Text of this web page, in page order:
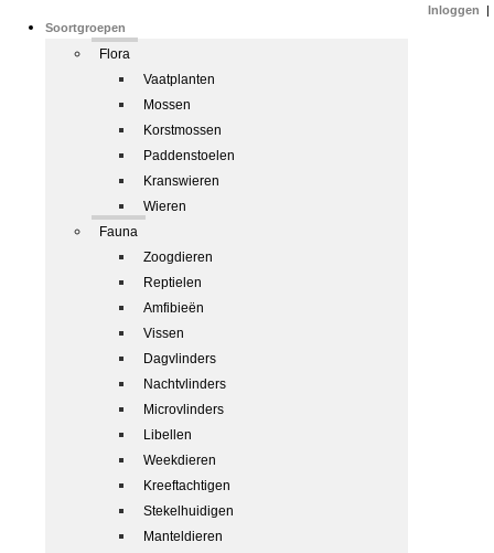
Soortgroepen
Flora
Vaatplanten
Mossen
Korstmossen
Paddenstoelen
Kranswieren
Wieren
Fauna
Zoogdieren
Reptielen
Amfibieën
Vissen
Dagvlinders
Nachtvlinders
Microvlinders
Libellen
Weekdieren
Kreeftachtigen
Stekelhuidigen
Manteldieren
Inloggen |